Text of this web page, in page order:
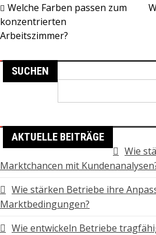
Post
navigation
Welche Farben passen zum
konzentrierten
Arbeitszimmer?
SUCHEN
Search
AKTUELLE BEITRÄGE
Wie
Marktchancen mit
Wie stärken Betriebe ihre
Marktbedingungen?
Wie entwickeln Betriebe